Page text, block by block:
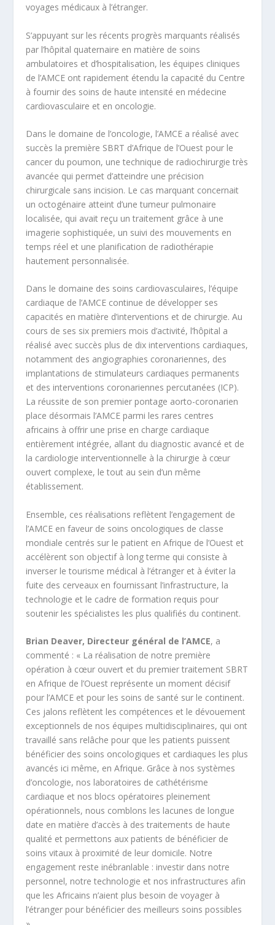
voyages médicaux à l’étranger.
S’appuyant sur les récents progrès marquants réalisés
par l’hôpital quaternaire en matière de soins
ambulatoires et d’hospitalisation, les équipes cliniques
de l’AMCE ont rapidement étendu la capacité du Centre
à fournir des soins de haute intensité en médecine
cardiovasculaire et en oncologie.
Dans le domaine de l’oncologie, l’AMCE a réalisé avec
succès la première SBRT d’Afrique de l’Ouest pour le
cancer du poumon, une technique de radiochirurgie très
avancée qui permet d’atteindre une précision
chirurgicale sans incision. Le cas marquant concernait
un octogénaire atteint d’une tumeur pulmonaire
localisée, qui avait reçu un traitement grâce à une
imagerie sophistiquée, un suivi des mouvements en
temps réel et une planification de radiothérapie
hautement personnalisée.
Dans le domaine des soins cardiovasculaires, l’équipe
cardiaque de l’AMCE continue de développer ses
capacités en matière d’interventions et de chirurgie. Au
cours de ses six premiers mois d’activité, l’hôpital a
réalisé avec succès plus de dix interventions cardiaques,
notamment des angiographies coronariennes, des
implantations de stimulateurs cardiaques permanents
et des interventions coronariennes percutanées (ICP).
La réussite de son premier pontage aorto-coronarien
place désormais l’AMCE parmi les rares centres
africains à offrir une prise en charge cardiaque
entièrement intégrée, allant du diagnostic avancé et de
la cardiologie interventionnelle à la chirurgie à cœur
ouvert complexe, le tout au sein d’un même
établissement.
Ensemble, ces réalisations reflètent l’engagement de
l’AMCE en faveur de soins oncologiques de classe
mondiale centrés sur le patient en Afrique de l’Ouest et
accélèrent son objectif à long terme qui consiste à
inverser le tourisme médical à l’étranger et à éviter la
fuite des cerveaux en fournissant l’infrastructure, la
technologie et le cadre de formation requis pour
soutenir les spécialistes les plus qualifiés du continent.
Brian Deaver, Directeur général de l’AMCE, a
commenté : « La réalisation de notre première
opération à cœur ouvert et du premier traitement SBRT
en Afrique de l’Ouest représente un moment décisif
pour l’AMCE et pour les soins de santé sur le continent.
Ces jalons reflètent les compétences et le dévouement
exceptionnels de nos équipes multidisciplinaires, qui ont
travaillé sans relâche pour que les patients puissent
bénéficier des soins oncologiques et cardiaques les plus
avancés ici même, en Afrique. Grâce à nos systèmes
d’oncologie, nos laboratoires de cathétérisme
cardiaque et nos blocs opératoires pleinement
opérationnels, nous comblons les lacunes de longue
date en matière d’accès à des traitements de haute
qualité et permettons aux patients de bénéficier de
soins vitaux à proximité de leur domicile. Notre
engagement reste inébranlable : investir dans notre
personnel, notre technologie et nos infrastructures afin
que les Africains n’aient plus besoin de voyager à
l’étranger pour bénéficier des meilleurs soins possibles